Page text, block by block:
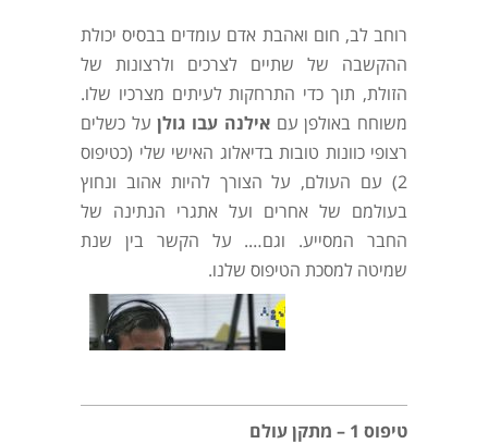
רוחב לב, חום ואהבת אדם עומדים בבסיס יכולת
ההקשבה של שתיים לצרכים ולרצונות של
הזולת, תוך כדי התרחקות לעיתים מצרכיו שלו.
משוחח באולפן עםאילנה עבו גולןעל כשלים
רצופי כוונות טובות בדיאלוג האישי שלי (כטיפוס
2) עם העולם, על הצורך להיות אהוב ונחוץ
בעולמם של אחרים ועל אתגרי הנתינה של
החבר המסייע. וגם…. על הקשר בין שנת
שמיטה למסכת הטיפוס שלנו.
טיפוס 1 – מתקן עולם